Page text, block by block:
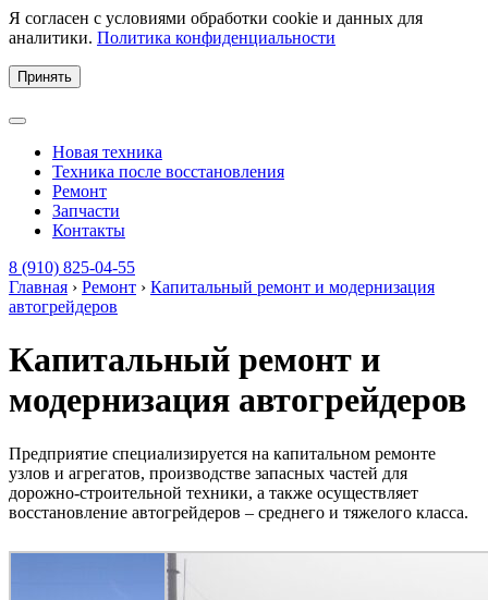
Я согласен с условиями обработки cookie и данных для
аналитики. Политика конфиденциальности
Принять
Новая техника
Техника после восстановления
Ремонт
Запчасти
Контакты
8 (910) 825-04-55
Главная › Ремонт › Капитальный ремонт и модернизация
автогрейдеров
Капитальный ремонт и
модернизация автогрейдеров
Предприятие специализируется на капитальном ремонте
узлов и агрегатов, производстве запасных частей для
дорожно-строительной техники, а также осуществляет
восстановление автогрейдеров – среднего и тяжелого класса.